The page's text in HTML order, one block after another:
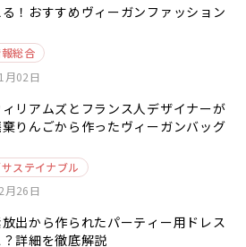
！おすすめヴィーガンファッション
総合
月02日
リアムズとフランス人デザイナーが
りんごから作ったヴィーガンバッグ
ステイナブル
月26日
出から作られたパーティー用ドレス
詳細を徹底解説